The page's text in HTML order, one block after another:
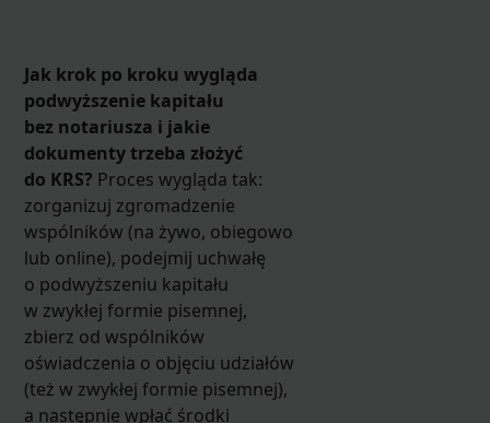
Jak krok po kroku wygląda
podwyższenie kapitału
bez notariusza i jakie
dokumenty trzeba złożyć
do KRS? Proces wygląda tak:
zorganizuj zgromadzenie
wspólników (na żywo, obiegowo
lub online), podejmij uchwałę
o podwyższeniu kapitału
w zwykłej formie pisemnej,
zbierz od wspólników
oświadczenia o objęciu udziałów
(też w zwykłej formie pisemnej),
a następnie wpłać środki